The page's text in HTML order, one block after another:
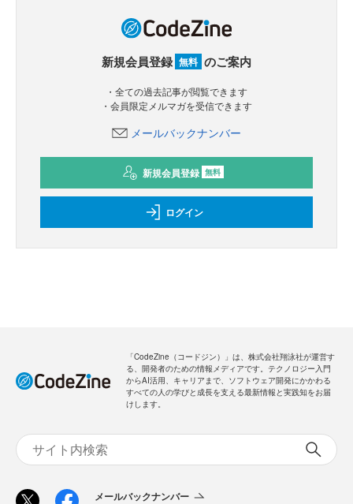
新規会員登録 無料 のご案内
・全ての過去記事が閲覧できます
・会員限定メルマガを受信できます
メールバックナンバー
新規会員登録 無料
ログイン
「CodeZine（コードジン）」は、株式会社翔泳社が運営す
る、開発者のための情報メディアです。テクノロジー入門
からAI活用、キャリアまで、ソフトウェア開発にかかわる
すべての人の学びと成長を支える最新情報と実践知をお届
けします。
メールバックナンバー